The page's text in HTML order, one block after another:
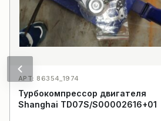
АРТ: 86354_1974
Турбокомпрессор двигателя
Shanghai TD07S/S00002616+01